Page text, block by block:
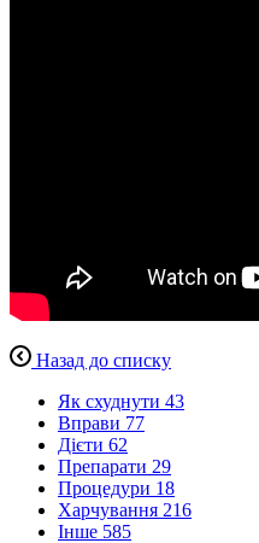
Назад до списку
Як схуднути 43
Вправи 77
Дієти 62
Препарати 29
Процедури 18
Харчування 216
Інше 585